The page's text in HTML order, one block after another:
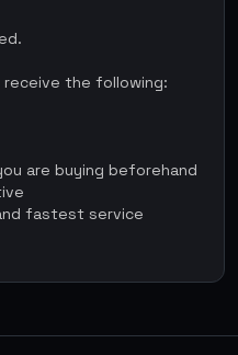
receive the following:
are buying beforehand
fastest service